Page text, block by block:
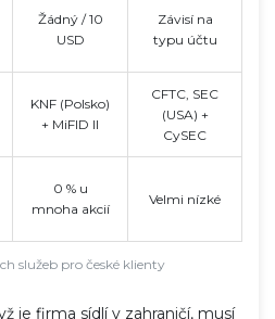
služeb pro české klienty
Žádný / 10
USD
Závisí na
typu účtu
KNF (Polsko)
+ MiFID II
CFTC, SEC
(USA) +
CySEC
0 % u
mnoha akcií
Velmi nízké
je firma sídlí v zahraničí, musí